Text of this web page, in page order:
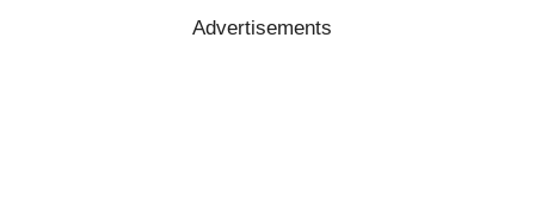
Advertisements